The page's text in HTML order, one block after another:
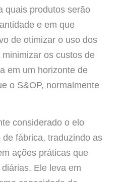
quais produtos serão
e em que
de otimizar o uso dos
os custos de
em um horizonte de
o S&OP, normalmente
considerado o elo
fábrica, traduzindo as
ações práticas que
Ele leva em